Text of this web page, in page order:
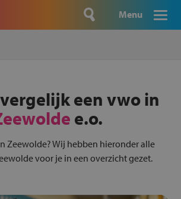
Menu
een vwo in
e.o.
Zeewolde? Wij hebben hieronder alle
voor je in een overzicht gezet.